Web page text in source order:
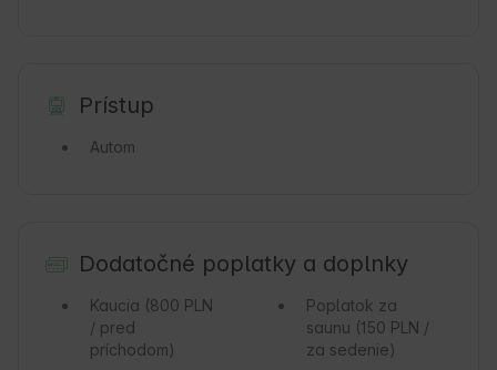
Prístup
Autom
Dodatočné poplatky a doplnky
Kaucia (800 PLN
/ pred
príchodom)
Poplatok za
saunu (150 PLN /
za sedenie)